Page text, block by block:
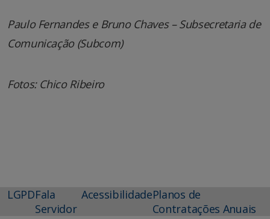
Paulo Fernandes e Bruno Chaves – Subsecretaria de
Comunicação (Subcom)
Fotos: Chico Ribeiro
LGPDFala
Servidor
AcessibilidadePlanos de
Contratações Anuais